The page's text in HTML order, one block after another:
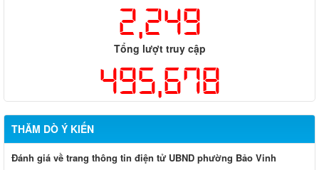
2,249
Tổng lượt truy cập
495,678
THĂM DÒ Ý KIẾN
Đánh giá về trang thông tin điện tử UBND phường Bảo Vinh